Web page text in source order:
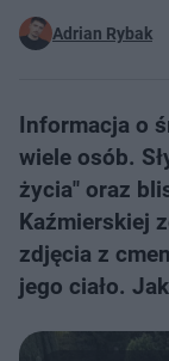
Adrian Rybak
Informacja o
wiele osób.
życia" oraz
Kaźmierskiej
zdjęcia z
jego ciało.